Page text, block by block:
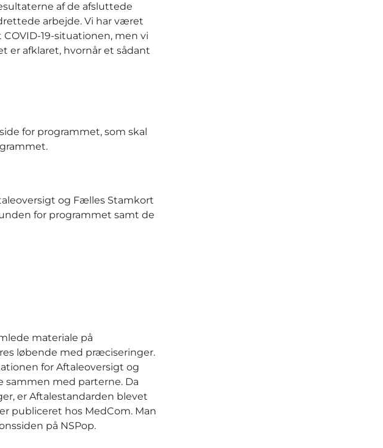
af de afsluttede
arbejde. Vi har været
19-situationen, men vi
er afklaret, hvornår et sådant
for programmet, som skal
og Fælles Stamkort
for programmet samt de
materiale på
løbende med præciseringer.
for Aftaleoversigt og
sammen med parterne. Da
er Aftalestandarden blevet
publiceret hos MedCom. Man
på NSPop.